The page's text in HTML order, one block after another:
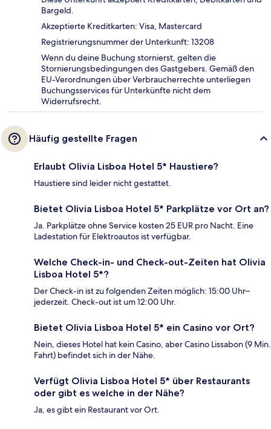
Bargeld.
Akzeptierte Kreditkarten: Visa, Mastercard
Registrierungsnummer der Unterkunft: 13208
Wenn du deine Buchung stornierst, gelten die
Stornierungsbedingungen des Gastgebers. Gemäß den
EU-Verordnungen über Verbraucherrechte unterliegen
Buchungsservices für Unterkünfte nicht dem
Widerrufsrecht.
Häufig gestellte Fragen
Erlaubt Olivia Lisboa Hotel 5* Haustiere?
Haustiere sind leider nicht gestattet.
Bietet Olivia Lisboa Hotel 5* Parkplätze vor Ort an?
Ja. Parkplätze ohne Service kosten 25 EUR pro Nacht. Eine
Ladestation für Elektroautos ist verfügbar.
Welche Check-in- und Check-out-Zeiten hat Olivia
Lisboa Hotel 5*?
Der Check-in ist zu folgenden Zeiten möglich: 15:00 Uhr–
jederzeit. Check-out ist um 12:00 Uhr.
Bietet Olivia Lisboa Hotel 5* ein Casino vor Ort?
Nein, dieses Hotel hat kein Casino, aber Casino Lissabon (9 Min.
Fahrt) befindet sich in der Nähe.
Verfügt Olivia Lisboa Hotel 5* über Restaurants
oder gibt es welche in der Nähe?
Ja, es gibt ein Restaurant vor Ort.